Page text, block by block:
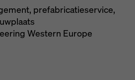
prefabricatieservice,
Western Europe